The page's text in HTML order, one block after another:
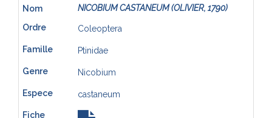
NICOBIUM CASTANEUM (OLIVIER, 1790)
Coleoptera
Ptinidae
Nicobium
castaneum